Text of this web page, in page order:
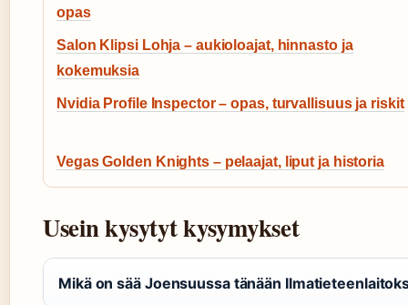
opas
Salon Klipsi Lohja – aukioloajat, hinnasto ja
kokemuksia
Nvidia Profile Inspector – opas, turvallisuus ja riskit
Vegas Golden Knights – pelaajat, liput ja historia
Usein kysytyt kysymykset
Mikä on sää Joensuussa tänään